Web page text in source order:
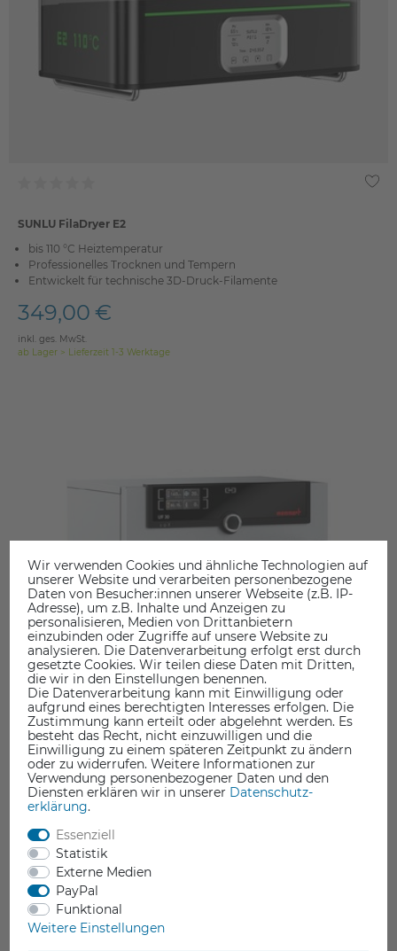
SUNLU FilaDryer E2
bis 110 °C Heiztemperatur
Professionelles Trocknen und Tempern
Entwickelt für technische 3D-Druck-Filamente
349,00 €
inkl. ges. MwSt.
ab Lager > Lieferzeit 1-3 Werktage
Memmert Universalschrank UF30
bis 300 °C Heiztemperatur
Professionelles Trocknen und Tempern
Entwickelt für technische 3D-Druck-Filamente
1.799,00 €
Wir verwenden Cookies und ähnliche Technologien auf
unserer Website und verarbeiten personenbezogene
Daten von Besucher:innen unserer Webseite (z.B. IP-
Adresse), um z.B. Inhalte und Anzeigen zu
personalisieren, Medien von Drittanbietern
einzubinden oder Zugriffe auf unsere Website zu
analysieren. Die Datenverarbeitung erfolgt erst durch
gesetzte Cookies. Wir teilen diese Daten mit Dritten,
die wir in den Einstellungen benennen.
Die Datenverarbeitung kann mit Einwilligung oder
aufgrund eines berechtigten Interesses erfolgen. Die
Zustimmung kann erteilt oder abgelehnt werden. Es
besteht das Recht, nicht einzuwilligen und die
Einwilligung zu einem späteren Zeitpunkt zu ändern
oder zu widerrufen. Weitere Informationen zur
Verwendung personenbezogener Daten und den
Diensten erklären wir in unserer Daten­schutz­
erklärung.
Essenziell
Statistik
Externe Medien
PayPal
Funktional
Weitere Einstellungen